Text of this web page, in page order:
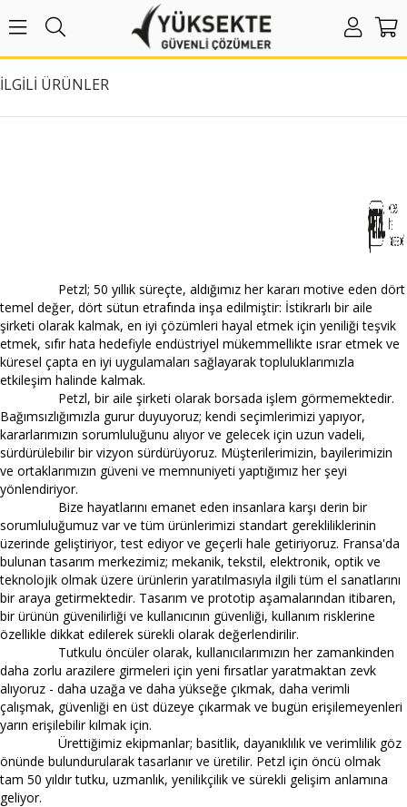
İLGILI ÜRÜNLER
Petzl; 50 yıllık süreçte, aldığımız her kararı motive eden dört
temel değer, dört sütun etrafında inşa edilmiştir: İstikrarlı bir aile
şirketi olarak kalmak, en iyi çözümleri hayal etmek için yeniliği teşvik
etmek, sıfır hata hedefiyle endüstriyel mükemmellikte ısrar etmek ve
küresel çapta en iyi uygulamaları sağlayarak topluluklarımızla
etkileşim halinde kalmak.
Petzl, bir aile şirketi olarak borsada işlem görmemektedir.
Bağımsızlığımızla gurur duyuyoruz; kendi seçimlerimizi yapıyor,
kararlarımızın sorumluluğunu alıyor ve gelecek için uzun vadeli,
sürdürülebilir bir vizyon sürdürüyoruz. Müşterilerimizin, bayilerimizin
ve ortaklarımızın güveni ve memnuniyeti yaptığımız her şeyi
yönlendiriyor.
Bize hayatlarını emanet eden insanlara karşı derin bir
sorumluluğumuz var ve tüm ürünlerimizi standart gerekliliklerinin
üzerinde geliştiriyor, test ediyor ve geçerli hale getiriyoruz. Fransa'da
bulunan tasarım merkezimiz; mekanik, tekstil, elektronik, optik ve
teknolojik olmak üzere ürünlerin yaratılmasıyla ilgili tüm el sanatlarını
bir araya getirmektedir. Tasarım ve prototip aşamalarından itibaren,
bir ürünün güvenilirliği ve kullanıcının güvenliği, kullanım risklerine
özellikle dikkat edilerek sürekli olarak değerlendirilir.
Tutkulu öncüler olarak, kullanıcılarımızın her zamankinden
daha zorlu arazilere girmeleri için yeni fırsatlar yaratmaktan zevk
alıyoruz - daha uzağa ve daha yükseğe çıkmak, daha verimli
çalışmak, güvenliği en üst düzeye çıkarmak ve bugün erişilemeyenleri
yarın erişilebilir kılmak için.
Ürettiğimiz ekipmanlar; basitlik, dayanıklılık ve verimlilik göz
önünde bulundurularak tasarlanır ve üretilir. Petzl için öncü olmak
tam 50 yıldır tutku, uzmanlık, yenilikçilik ve sürekli gelişim anlamına
geliyor.